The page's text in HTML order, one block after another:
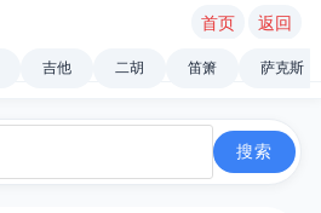
首页 返回
吉他 二胡 笛箫 萨克斯